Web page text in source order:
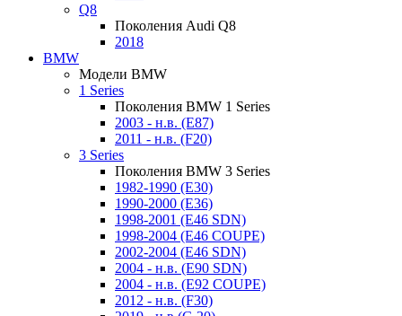
Q8
Поколения Audi Q8
2018
BMW
Модели BMW
1 Series
Поколения BMW 1 Series
2003 - н.в. (E87)
2011 - н.в. (F20)
3 Series
Поколения BMW 3 Series
1982-1990 (E30)
1990-2000 (E36)
1998-2001 (E46 SDN)
1998-2004 (E46 COUPE)
2002-2004 (E46 SDN)
2004 - н.в. (E90 SDN)
2004 - н.в. (E92 COUPE)
2012 - н.в. (F30)